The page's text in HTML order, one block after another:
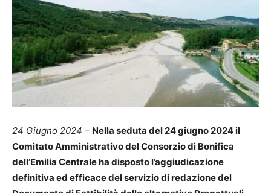
24 Giugno 2024 – Nella seduta del 24 giugno 2024 il
Comitato Amministrativo del Consorzio di Bonifica
dell’Emilia Centrale ha disposto l’aggiudicazione
definitiva ed efficace del servizio di redazione del